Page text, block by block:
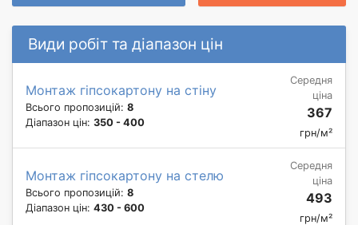
Види робіт та діапазон цін
Монтаж гіпсокартону на стіну
Всього пропозицій: 8
Діапазон цін: 350 - 400
Середня
ціна
367
грн/м²
Монтаж гіпсокартону на стелю
Всього пропозицій: 8
Діапазон цін: 430 - 600
Середня
ціна
493
грн/м²